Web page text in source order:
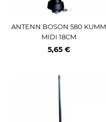
ANTENN BOSON 580 KUMM
MIDI 18CM
5,65 €